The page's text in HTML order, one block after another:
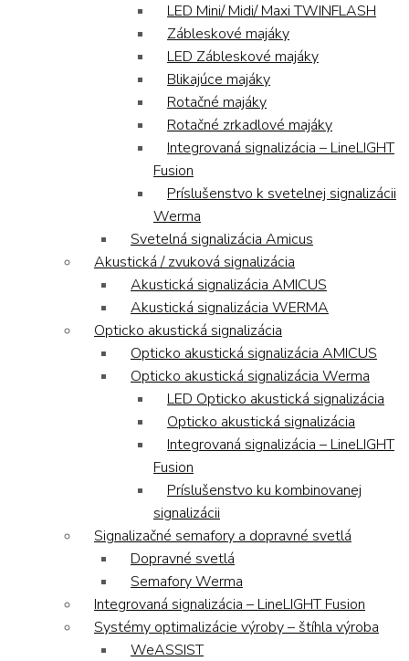
LED Mini/ Midi/ Maxi TWINFLASH
Zábleskové majáky
LED Zábleskové majáky
Blikajúce majáky
Rotačné majáky
Rotačné zrkadlové majáky
Integrovaná signalizácia – LineLIGHT
Fusion
Príslušenstvo k svetelnej signalizácii
Werma
Svetelná signalizácia Amicus
Akustická / zvuková signalizácia
Akustická signalizácia AMICUS
Akustická signalizácia WERMA
Opticko akustická signalizácia
Opticko akustická signalizácia AMICUS
Opticko akustická signalizácia Werma
LED Opticko akustická signalizácia
Opticko akustická signalizácia
Integrovaná signalizácia – LineLIGHT
Fusion
Príslušenstvo ku kombinovanej
signalizácii
Signalizačné semafory a dopravné svetlá
Dopravné svetlá
Semafory Werma
Integrovaná signalizácia – LineLIGHT Fusion
Systémy optimalizácie výroby – štíhla výroba
WeASSIST